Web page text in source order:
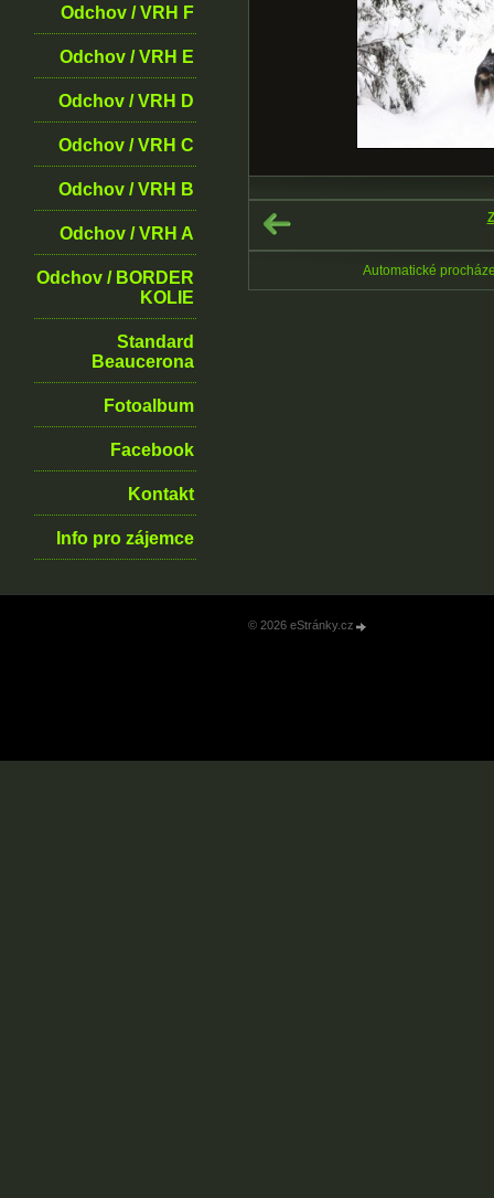
Odchov / VRH F
Odchov / VRH E
Odchov / VRH D
Odchov / VRH C
Odchov / VRH B
Odchov / VRH A
Odchov / BORDER
KOLIE
Standard
Beaucerona
Fotoalbum
Facebook
Kontakt
Info pro zájemce
Automatické
© 2026 eStránky.cz